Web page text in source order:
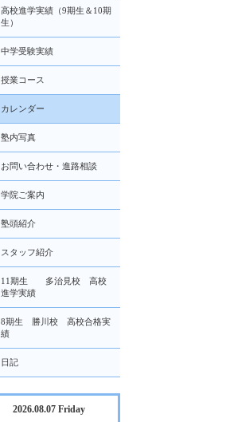
高校進学実績（9期生＆10期
生）
中学受験実績
授業コース
カレンダー
塾内写真
お問い合わせ・進路相談
学院ご案内
塾頭紹介
スタッフ紹介
11期生 多治見校 高校
進学実績
8期生 勝川校 高校合格実
績
日記
2026.08.07 Friday